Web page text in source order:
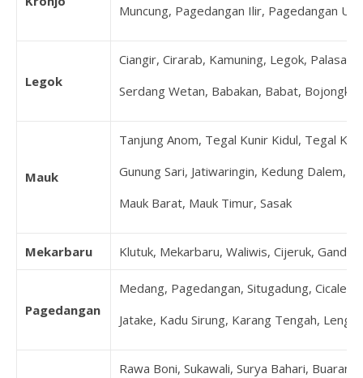
Muncung, Pagedangan Ilir, Pagedangan
Legok
Ciangir, Cirarab, Kamuning, Legok, Palasari,
Serdang Wetan, Babakan, Babat,
Mauk
Tanjung Anom, Tegal Kunir Kidul, Tegal
Gunung Sari, Jatiwaringin, Kedung Dalem,
Mauk Barat, Mauk Timur, Sasak
Mekarbaru Klutuk, Mekarbaru, Waliwis, Cijeruk,
Pagedangan
Medang, Pagedangan, Situgadung,
Jatake, Kadu Sirung, Karang Tengah,
Rawa Boni, Sukawali, Surya Bahari, Buaran